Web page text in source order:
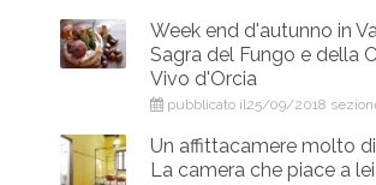
Week end d'autunno in
Sagra del Fungo e della
Vivo d'Orcia
pubblicato il25/09/2018
Un affittacamere molto
La camera che piace a lei